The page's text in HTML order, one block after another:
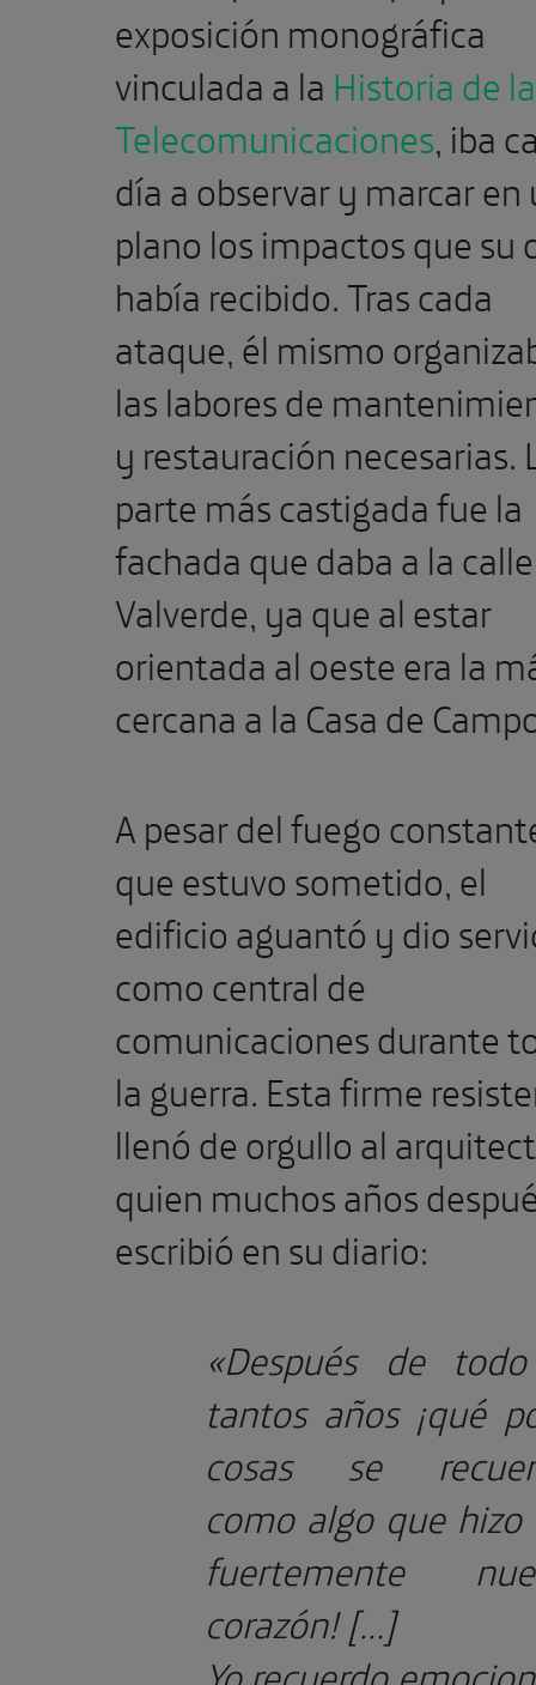
exposición monográfica
vinculada a la Historia de
Telecomunicaciones, iba
día a observar y marcar en
plano los impactos que su
había recibido. Tras cada
ataque, él mismo
las labores de
y restauración necesarias.
parte más castigada fue la
fachada que daba a la calle
Valverde, ya que al estar
orientada al oeste era la
cercana a la Casa de
A pesar del fuego
que estuvo sometido, el
edificio aguantó y dio
como central de
comunicaciones durante
la guerra. Esta firme
llenó de orgullo al
quien muchos años
escribió en su diario:
«Después de
tantos años ¡qué
cosas se
como algo que
fuertemente
corazón! […]